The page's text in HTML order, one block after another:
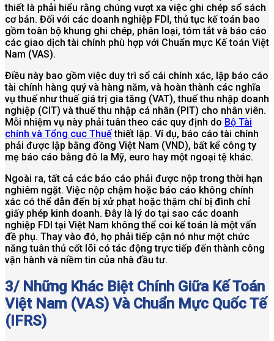
thiết là phải hiểu rằng chúng vượt xa việc ghi chép sổ sách
cơ bản. Đối với các doanh nghiệp FDI, thủ tục kế toán bao
gồm toàn bộ khung ghi chép, phân loại, tóm tắt và báo cáo
các giao dịch tài chính phù hợp với Chuẩn mực Kế toán Việt
Nam (VAS).
Điều này bao gồm việc duy trì sổ cái chính xác, lập báo cáo
tài chính hàng quý và hàng năm, và hoàn thành các nghĩa
vụ thuế như thuế giá trị gia tăng (VAT), thuế thu nhập doanh
nghiệp (CIT) và thuế thu nhập cá nhân (PIT) cho nhân viên.
Mỗi nhiệm vụ này phải tuân theo các quy định do Bộ Tài
chính và Tổng cục Thuếthiết lập. Ví dụ, báo cáo tài chính
phải được lập bằng đồng Việt Nam (VND), bất kể công ty
mẹ báo cáo bằng đô la Mỹ, euro hay một ngoại tệ khác.
Ngoài ra, tất cả các báo cáo phải được nộp trong thời hạn
nghiêm ngặt. Việc nộp chậm hoặc báo cáo không chính
xác có thể dẫn đến bị xử phạt hoặc thậm chí bị đình chỉ
giấy phép kinh doanh. Đây là lý do tại sao các doanh
nghiệp FDI tại Việt Nam không thể coi kế toán là một vấn
đề phụ. Thay vào đó, họ phải tiếp cận nó như một chức
năng tuân thủ cốt lõi có tác động trực tiếp đến thành công
vận hành và niềm tin của nhà đầu tư.
3/ Những Khác Biệt Chính Giữa Kế Toán
Việt Nam (VAS) Và Chuẩn Mực Quốc Tế
(IFRS)